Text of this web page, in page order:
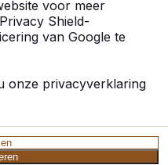
voor meer
Shield-
van Google te
onze privacyverklaring
en